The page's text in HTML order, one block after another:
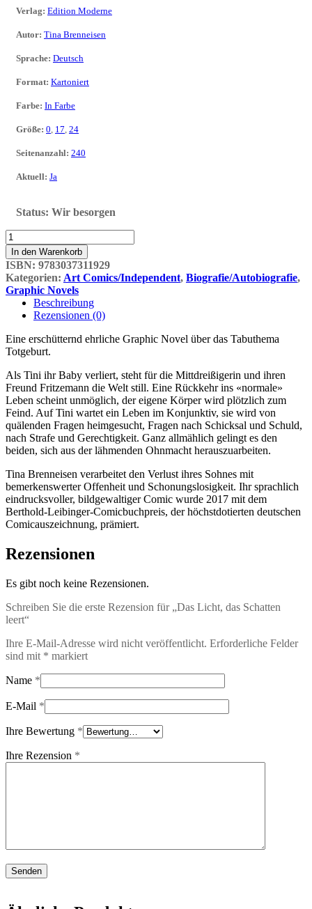
Verlag: Edition Moderne
Autor: Tina Brenneisen
Sprache: Deutsch
Format: Kartoniert
Farbe: In Farbe
Größe: 0, 17, 24
Seitenanzahl: 240
Aktuell: Ja
Status: Wir besorgen
Das
Licht,
das
Schatten
leert
Menge
In den Warenkorb
ISBN: 9783037311929
Kategorien: Art Comics/Independent, Biografie/Autobiografie,
Graphic Novels
Beschreibung
Rezensionen (0)
Eine erschütternd ehrliche Graphic Novel über das Tabuthema
Totgeburt.
Als Tini ihr Baby verliert, steht für die Mittdreißigerin und ihren
Freund Fritzemann die Welt still. Eine Rückkehr ins «normale»
Leben scheint unmöglich, der eigene Körper wird plötzlich zum
Feind. Auf Tini wartet ein Leben im Konjunktiv, sie wird von
quälenden Fragen heimgesucht, Fragen nach Schicksal und Schuld,
nach Strafe und Gerechtigkeit. Ganz allmählich gelingt es den
beiden, sich aus der lähmenden Ohnmacht herauszuarbeiten.
Tina Brenneisen verarbeitet den Verlust ihres Sohnes mit
bemerkenswerter Offenheit und Schonungslosigkeit. Ihr sprachlich
eindrucksvoller, bildgewaltiger Comic wurde 2017 mit dem
Berthold-Leibinger-Comicbuchpreis, der höchstdotierten deutschen
Comicauszeichnung, prämiert.
Rezensionen
Es gibt noch keine Rezensionen.
Schreiben Sie die erste Rezension für „Das Licht, das Schatten
leert“
Ihre E-Mail-Adresse wird nicht veröffentlicht. Erforderliche Felder
sind mit * markiert
Name *
E-Mail *
Ihre Bewertung *
Ihre Rezension *